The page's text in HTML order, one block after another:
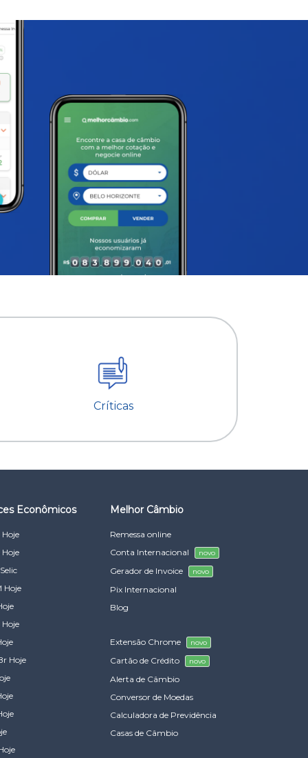
Críticas
Econômicos
Hoje
Hoje
Hoje
Hoje
Hoje
Melhor Câmbio
Remessa online
Conta Internacional
novo
Gerador de Invoice novo
Pix Internacional
Blog
Extensão Chrome novo
Cartão de Crédito novo
Alerta de Câmbio
Conversor de Moedas
Calculadora de Previdência
Casas de Câmbio